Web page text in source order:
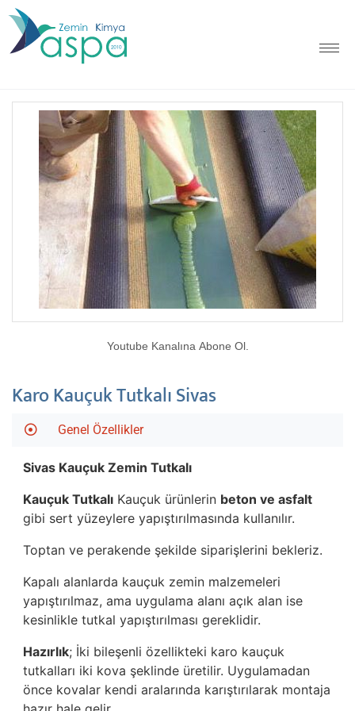
Youtube Kanalına Abone Ol.
Karo Kauçuk Tutkalı Sivas
Genel Özellikler
Sivas Kauçuk Zemin Tutkalı
Kauçuk Tutkalı Kauçuk ürünlerin beton ve asfalt
gibi sert yüzeylere yapıştırılmasında kullanılır.
Toptan ve perakende şekilde siparişlerini bekleriz.
Kapalı alanlarda kauçuk zemin malzemeleri
yapıştırılmaz, ama uygulama alanı açık alan ise
kesinlikle tutkal yapıştırılması gereklidir.
Hazırlık; İki bileşenli özellikteki karo kauçuk
tutkalları iki kova şeklinde üretilir. Uygulamadan
önce kovalar kendi aralarında karıştırılarak montaja